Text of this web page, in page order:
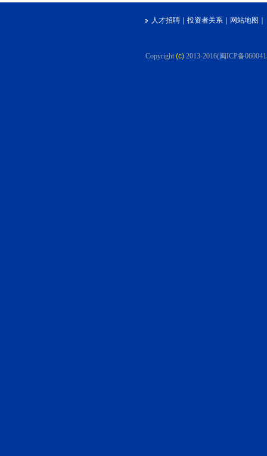
人才招聘 投资者关系 网站地图
Copyright (c) 2013-2016(闽ICP备